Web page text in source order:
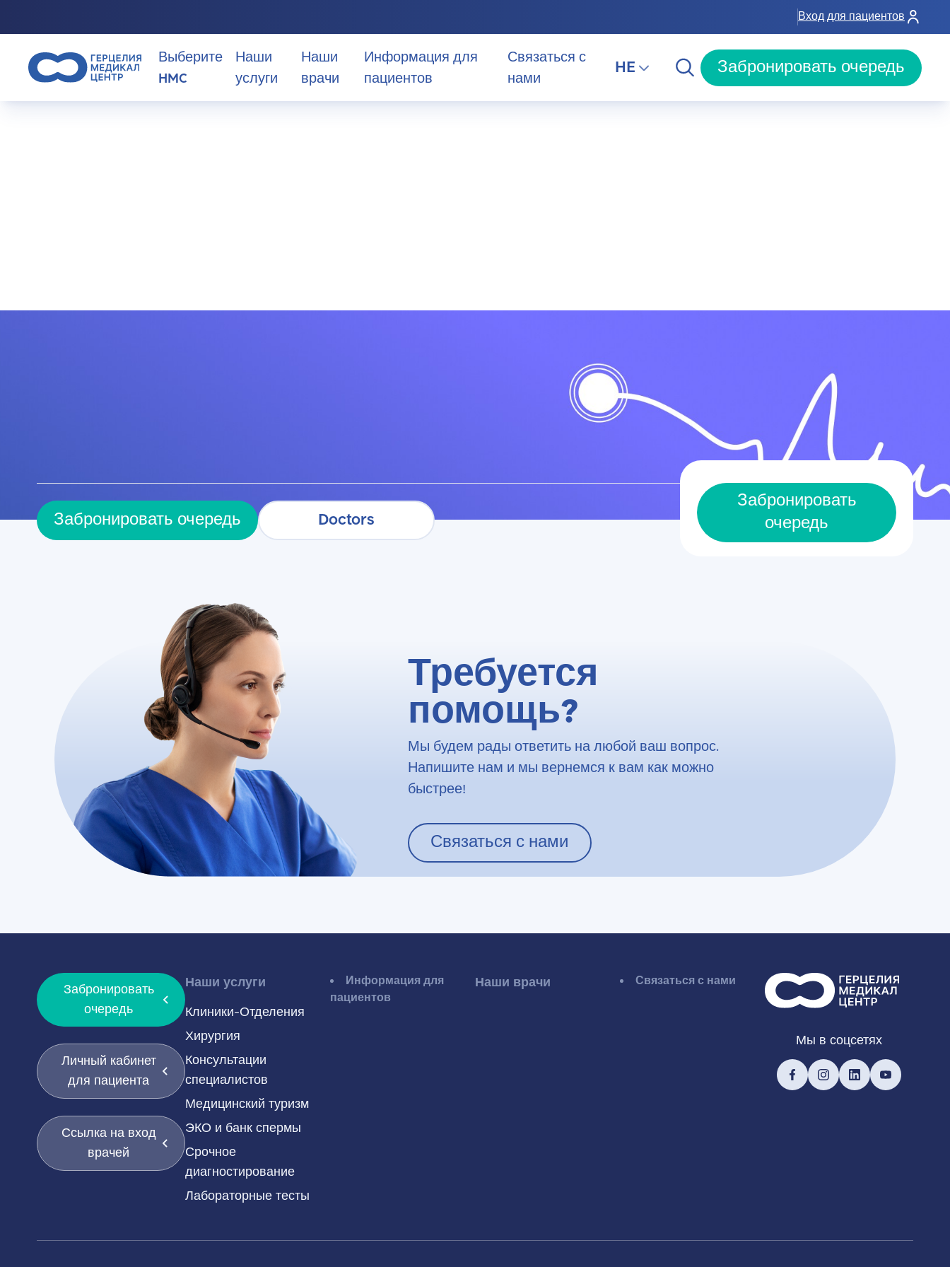
Вход для пациентов
Выберите
HMC
Наши
услуги
Наши
врачи
Информация для
пациентов
Связаться с
нами
HE
HE
Забронировать очередь
Doctors
Забронировать очередь Doctors
Забронировать
очередь
Требуется
помощь?
Мы будем рады ответить на любой ваш вопрос.
Напишите нам и мы вернемся к вам как можно
быстрее!
Связаться с нами
Забронировать
очередь
Личный кабинет
для пациента
Ссылка на вход
врачей
Наши услуги
Клиники-Отделения
Хирургия
Консультации
специалистов
Медицинский туризм
ЭКО и банк спермы
Срочное
диагностирование
Лабораторные тесты
Информация для
пациентов
Наши врачи Связаться с нами
Мы в соцсетях